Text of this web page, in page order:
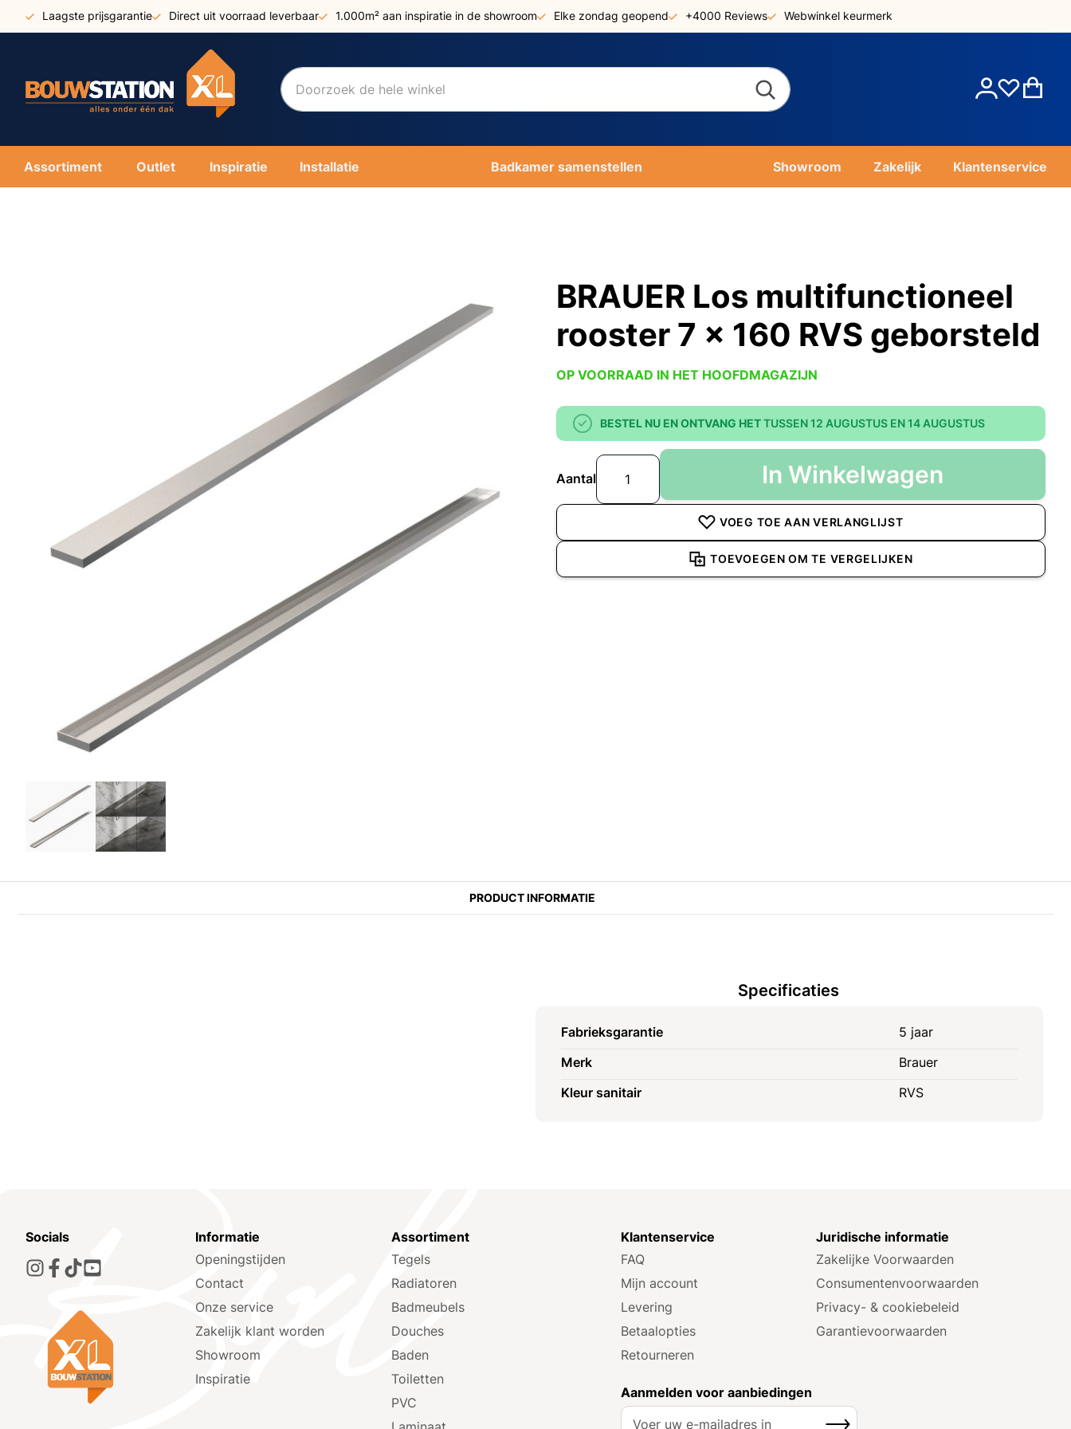
Ga
naar
Laagste prijsgarantie Direct uit voorraad leverbaar 1.000m² aan inspiratie in de showroom Elke zondag geopend +4000 Reviews Webwinkel keurmerk
Account
Assortiment Outlet Inspiratie Installatie Badkamer samenstellen Showroom Zakelijk Klantenservice
BRAUER Los multifunctioneel
rooster 7 x 160 RVS geborsteld
OP VOORRAAD IN HET HOOFDMAGAZIJN
BESTEL NU EN ONTVANG HETTUSSEN 12 AUGUSTUS EN 14 AUGUSTUS
Aantal In Winkelwagen
VOEG TOE AAN VERLANGLIJST
TOEVOEGEN OM TE VERGELIJKEN
PRODUCT INFORMATIE
Specificaties
Fabrieksgarantie
5 jaar
Merk
Brauer
Kleur sanitair
RVS
Socials
Informatie
Openingstijden
Contact
Onze service
Zakelijk klant worden
Showroom
Inspiratie
Assortiment
Tegels
Radiatoren
Badmeubels
Douches
Baden
Toiletten
PVC
Klantenservice
FAQ
Mijn account
Levering
Betaalopties
Retourneren
Juridische informatie
Zakelijke Voorwaarden
Consumenten­voorwaarden
Privacy- & cookiebeleid
Garantie­voorwaarden
Aanmelden voor aanbiedingen
A
Inschrijven